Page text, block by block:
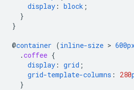
display : block ;
}
}
@container (inline-size >
.coffee {
display : grid ;
grid-template-columns : 280
}